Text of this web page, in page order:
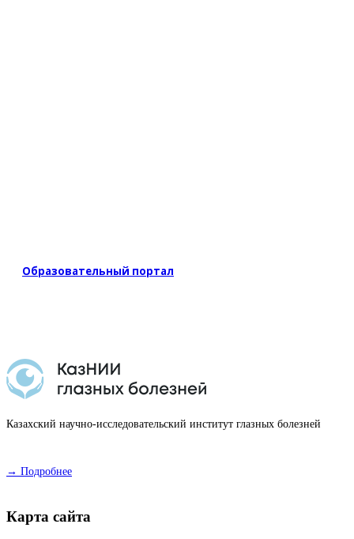
Образовательный портал
Казахский научно-исследовательский институт глазных болезней
→ Подробнее
Карта сайта